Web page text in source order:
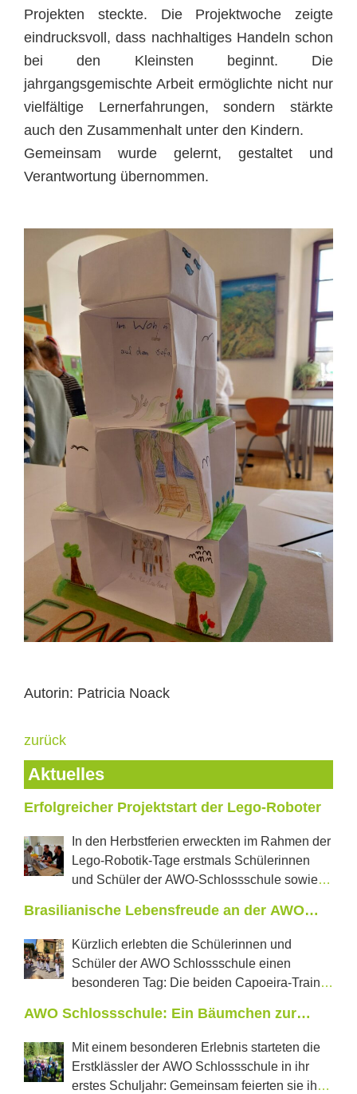
Projekten steckte. Die Projektwoche zeigte
eindrucksvoll, dass nachhaltiges Handeln schon
bei den Kleinsten beginnt. Die
jahrgangsgemischte Arbeit ermöglichte nicht nur
vielfältige Lernerfahrungen, sondern stärkte
auch den Zusammenhalt unter den Kindern.
Gemeinsam wurde gelernt, gestaltet und
Verantwortung übernommen.
Autorin: Patricia Noack
zurück
Aktuelles
Erfolgreicher Projektstart der Lego-Roboter
In den Herbstferien erweckten im Rahmen der
Lego-Robotik-Tage erstmals Schülerinnen
und Schüler der AWO-Schlossschule sowie
Roboter und selbstfahrende Autos zum Leben. In
jeweils zwei Projekttagen konnten die Jugendlichen
erproben, was in den vom Förderverein Castillo e.V.
mit einer Förderung der LEADER Aktionsgruppe
Wert von über 6600 € steckt. Frau Wolschendorf,
Vorsitzende des Schulfördervereins, betreute die
Projekttage und führte die Jugendlichen in die
Grundlagen der Programmierung ein. Nachdem einige
Brasilianische Lebensfreude an der AWO
Kürzlich erlebten die Schülerinnen und
Schüler der AWO Schlossschule einen
besonderen Tag: Die beiden Capoeira-Trainer
gemeinsam mit weiteren drei brasilianischen
Capoeiratrainern an die Schule. Einer der Gäste war
sogar der frühere Lehrer von Mestre Rathino – ein
Wiedersehen mit viel Energie und Freude. In der
AWO Schlossschule: Ein Bäumchen zur
Mit einem besonderen Erlebnis starteten die
Erstklässler der AWO Schlossschule in ihr
erstes Schuljahr: Gemeinsam feierten sie ihre